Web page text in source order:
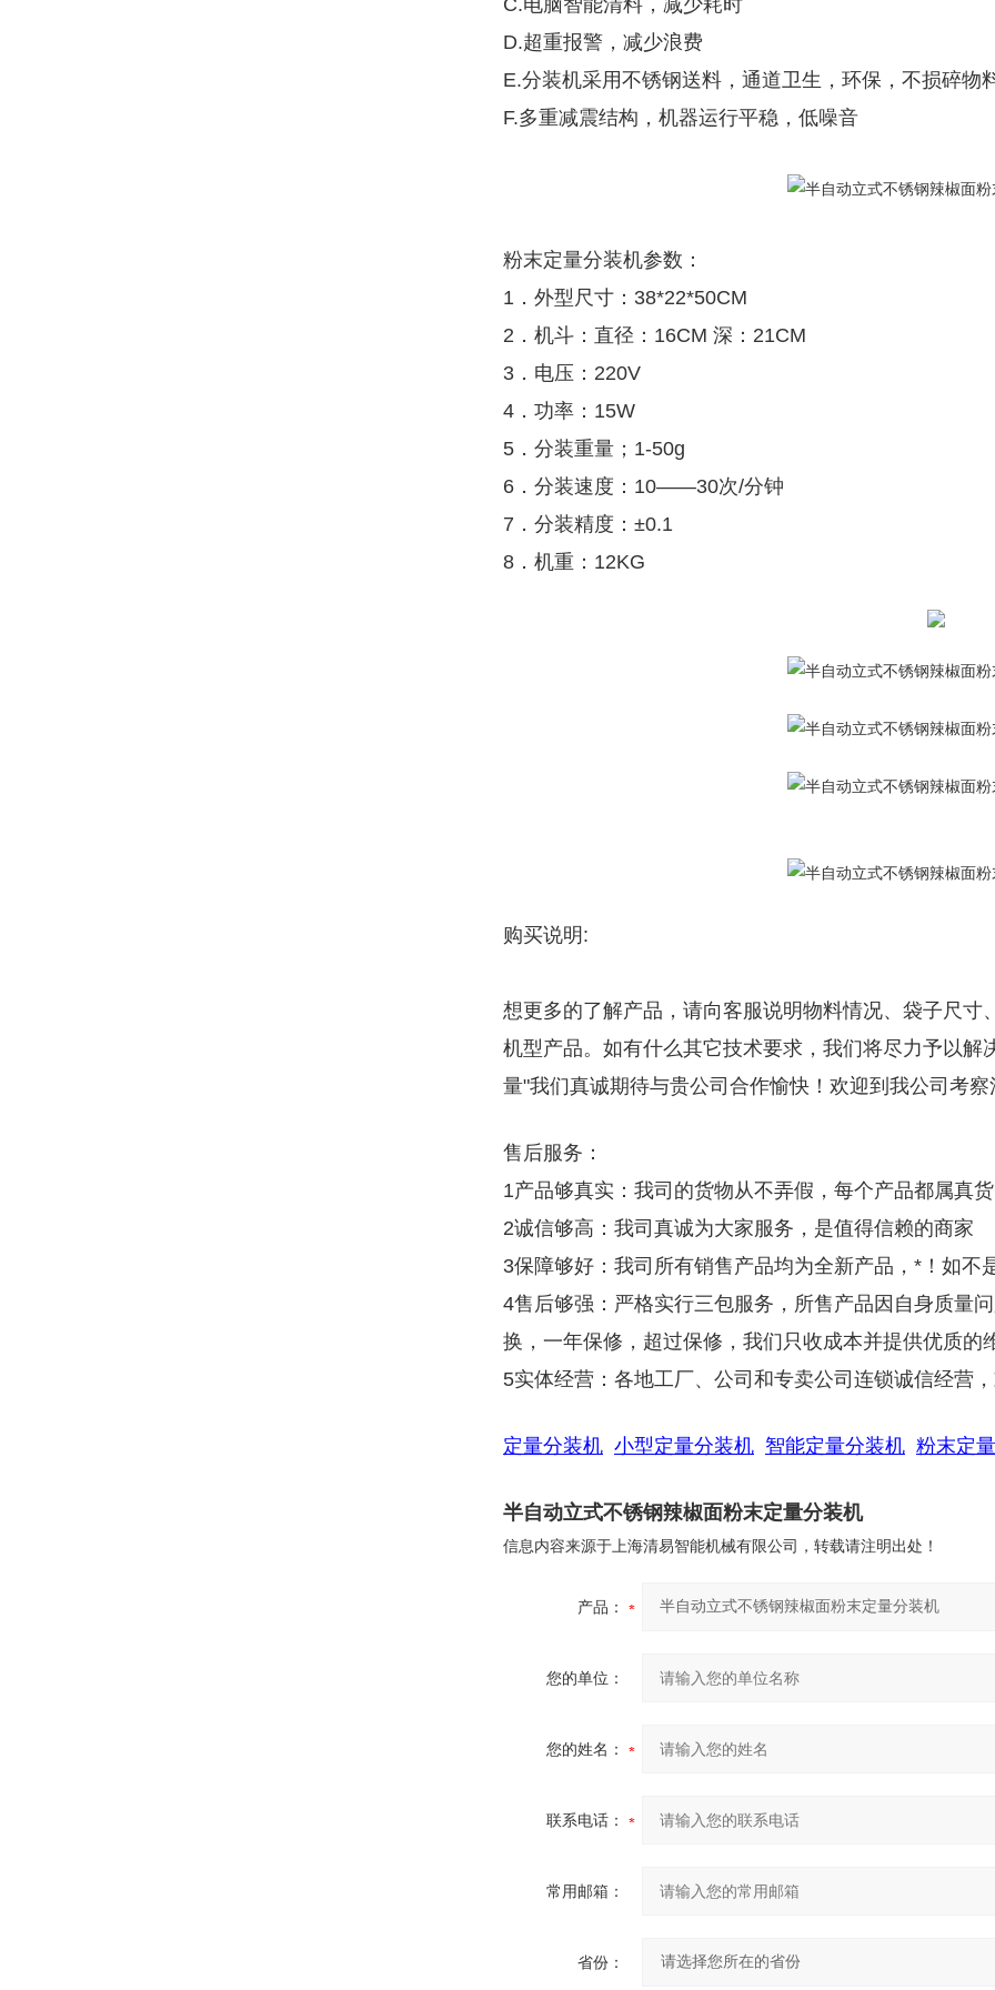
C.电脑智能清料，减少耗时
D.超重报警，减少浪费
E.分装机采用不锈钢送料，通道卫生，环保，不损碎物
F.多重减震结构，机器运行平稳，低噪音
粉末定量分装机参数：
1．外型尺寸：38*22*50CM
2．机斗：直径：16CM 深：21CM
3．电压：220V
4．功率：15W
5．分装重量；1-50g
6．分装速度：10——30次/分钟
7．分装精度：±0.1
8．机重：12KG
购买说明:
想更多的了解产品，请向客服说明物料情况、袋子尺
机型产品。如有什么其它技术要求，我们将尽力予以解
量"我们真诚期待与贵公司合作愉快！欢迎到我公司考
售后服务：
1产品够真实：我司的货物从不弄假，每个产品都属真
2诚信够高：我司真诚为大家服务，是值得信赖的商家
3保障够好：我司所有销售产品均为全新产品，*！如不
4售后够强：严格实行三包服务，所售产品因自身质量
换，一年保修，超过保修，我们只收成本并提供优质的
5实体经营：各地工厂、公司和专卖公司连锁诚信经营
定量分装机 小型定量分装机 智能定量分装机 粉末定
半自动立式不锈钢辣椒面粉末定量分装机
信息内容来源于上海清易智能机械有限公司，转载请注明出处！
产品：
您的单位：
您的姓名：
联系电话：
常用邮箱：
省份：